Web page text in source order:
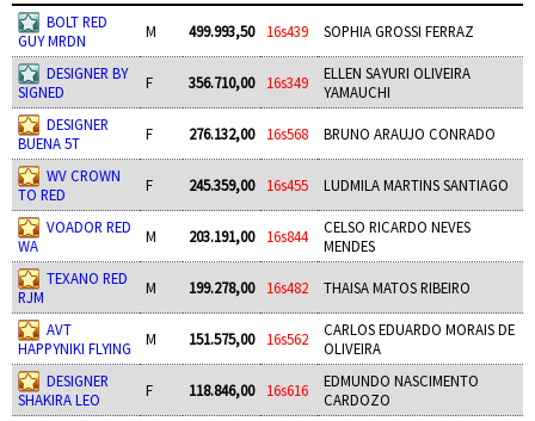
BOLT RED
GUY MRDN
M 499.993,50 16s439 SOPHIA GROSSI FERRAZ
DESIGNER BY
SIGNED
F 356.710,00 16s349
ELLEN SAYURI OLIVEIRA
YAMAUCHI
DESIGNER
BUENA 5T
F 276.132,00 16s568 BRUNO ARAUJO CONRADO
WV CROWN
TO RED
F 245.359,00 16s455 LUDMILA MARTINS SANTIAGO
VOADOR RED
WA
M 203.191,00 16s844
CELSO RICARDO NEVES
MENDES
TEXANO RED
RJM
M 199.278,00 16s482 THAISA MATOS RIBEIRO
AVT
HAPPYNIKI FLYING
M 151.575,00 16s562
CARLOS EDUARDO MORAIS DE
OLIVEIRA
DESIGNER
SHAKIRA LEO
F 118.846,00 16s616
EDMUNDO NASCIMENTO
CARDOZO